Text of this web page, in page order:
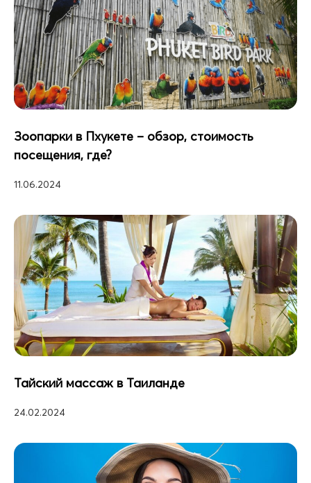
Зоопарки в Пхукете – обзор, стоимость
посещения, где?
11.06.2024
Тайский массаж в Таиланде
24.02.2024